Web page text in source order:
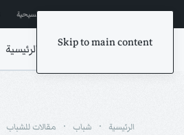
Skip to main content
إشترك في المراسلات ترانيم مسيحية
الرئيسية
الرئيسية شباب مقالات للشباب